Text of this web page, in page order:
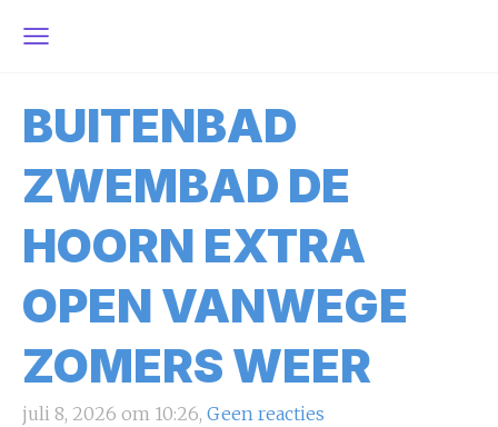
BUITENBAD
ZWEMBAD DE
HOORN EXTRA
OPEN VANWEGE
ZOMERS WEER
juli 8, 2026 om 10:26, Geen reacties